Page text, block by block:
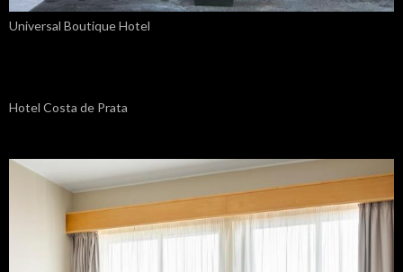
Universal Boutique Hotel
Hotel Costa de Prata